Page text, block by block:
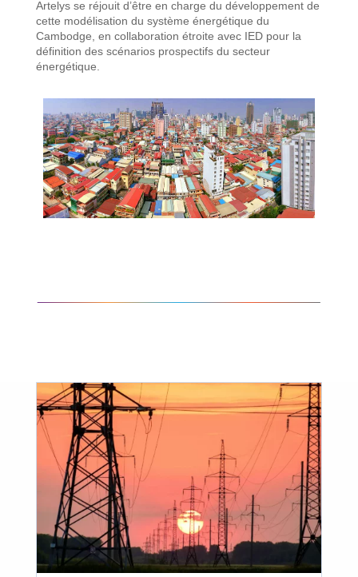
Artelys se réjouit d’être en charge du développement de
cette modélisation du système énergétique du
Cambodge, en collaboration étroite avec IED pour la
définition des scénarios prospectifs du secteur
énergétique.